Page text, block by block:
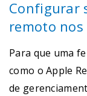
Configurar
remoto
Para que uma
como o Apple
de